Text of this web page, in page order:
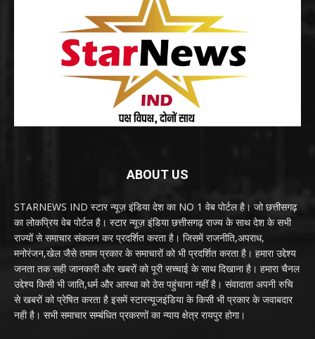
ABOUT US
STARNEWS IND स्टार न्यूज़ इंडिया देश का NO 1 वेब पोर्टल है। जो छत्तीसगढ़
का लोकप्रिय वेब पोर्टल है। स्टार न्यूज़ इंडिया छत्तीसगढ़ राज्य के साथ देश के सभी
राज्यों से समाचार संकलन कर प्रदर्शित करता है। जिसमें राजनीति,अपराध,
मनोरंजन,खेल जैसे तमाम प्रकार के समाचारों को भी प्रदर्शित करता है। हमारा उद्देश्य
जनता तक सही जानकारी और खबरों को पूरी सच्चाई के साथ दिखाना है। हमारा चैनल
उद्देश्य किसी भी जाति,धर्म और आस्था को ठेस पहुंचाना नहीं है। संवादाता अपनी रुचि
से खबरों को प्रेषित करता है इसमें स्टारन्यूजइंडिया के किसी भी प्रकार के जवाबदार
नही है। सभी समाचार सम्बंधित प्रकरणों का न्याय क्षेत्र रायपुर होगा।